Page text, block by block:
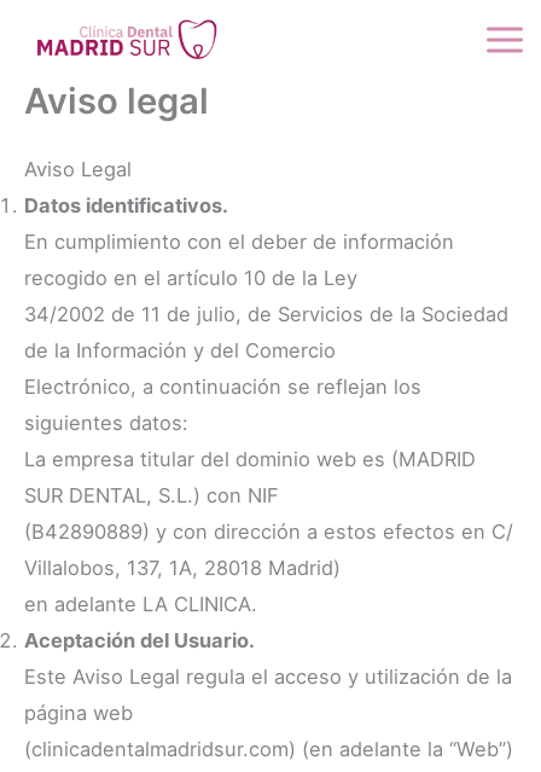
contenido
Aviso legal
Aviso Legal
Datos identificativos.
En cumplimiento con el deber de información
recogido en el artículo 10 de la Ley
34/2002 de 11 de julio, de Servicios de la Sociedad
de la Información y del Comercio
Electrónico, a continuación se reflejan los
siguientes datos:
La empresa titular del dominio web es (MADRID
SUR DENTAL, S.L.) con NIF
(B42890889) y con dirección a estos efectos en C/
Villalobos, 137, 1A, 28018 Madrid)
en adelante LA CLINICA.
Aceptación del Usuario.
Este Aviso Legal regula el acceso y utilización de la
página web
(clinicadentalmadridsur.com) (en adelante la “Web”)